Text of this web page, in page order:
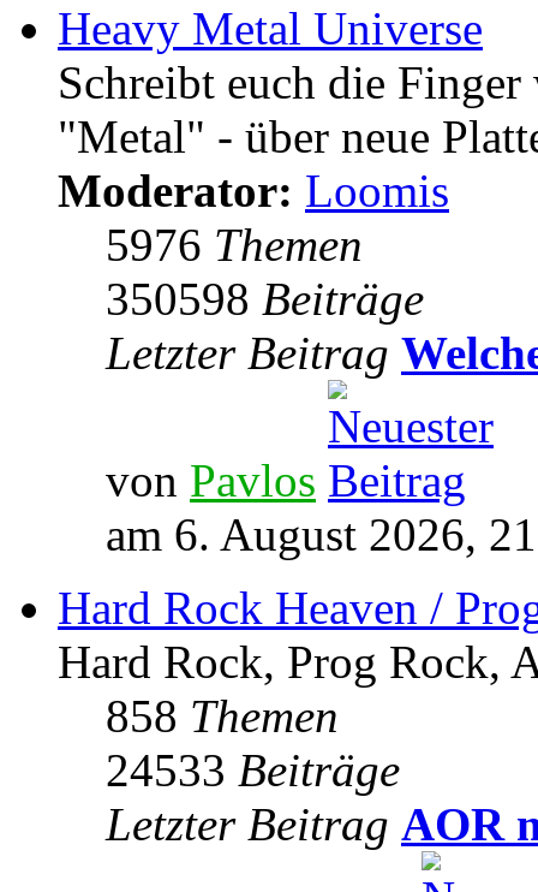
Heavy Metal Universe
Schreibt euch die
"Metal" - über neue
Moderator: Loomis
5976 Themen
350598 Beiträge
Letzter Beitrag
von Pavlos
am 6. August 2026,
Hard Rock Heaven /
Hard Rock, Prog Rock,
858 Themen
24533 Beiträge
Letzter Beitrag AOR